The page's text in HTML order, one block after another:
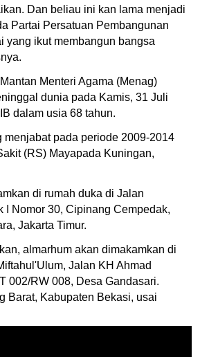
Dan beliau ini kan lama menjadi
Partai Persatuan Pembangunan
yang ikut membangun bangsa
Menteri Agama (Menag)
dunia pada Kamis, 31 Juli
dalam usia 68 tahun.
menjabat pada periode 2009-2014
(RS) Mayapada Kuningan,
di rumah duka di Jalan
I Nomor 30, Cipinang Cempedak,
Jakarta Timur.
almarhum akan dimakamkan di
Jalan KH Ahmad
002/RW 008, Desa Gandasari.
Barat, Kabupaten Bekasi, usai